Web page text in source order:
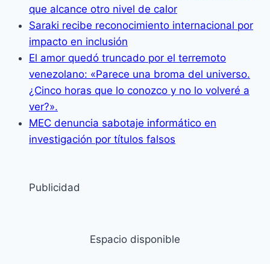
que alcance otro nivel de calor
Saraki recibe reconocimiento internacional por
impacto en inclusión
El amor quedó truncado por el terremoto
venezolano: «Parece una broma del universo.
¿Cinco horas que lo conozco y no lo volveré a
ver?».
MEC denuncia sabotaje informático en
investigación por títulos falsos
Publicidad
Espacio disponible